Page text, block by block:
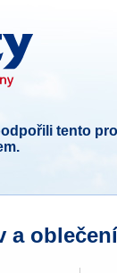
tento
a